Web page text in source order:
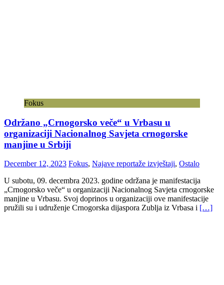
Fokus
Održano „Crnogorsko veče“ u Vrbasu u
organizaciji Nacionalnog Savjeta crnogorske
manjine u Srbiji
December 12, 2023 Fokus, Najave reportaže izvještaji, Ostalo
U subotu, 09. decembra 2023. godine održana je manifestacija
„Crnogorsko veče“ u organizaciji Nacionalnog Savjeta crnogorske
manjine u Vrbasu. Svoj doprinos u organizaciji ove manifestacije
pružili su i udruženje Crnogorska dijaspora Zublja iz Vrbasa i […]